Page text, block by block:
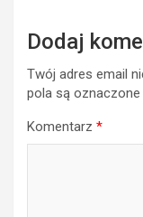
Dodaj
Twój adres email
pola są oznaczone
Komentarz *